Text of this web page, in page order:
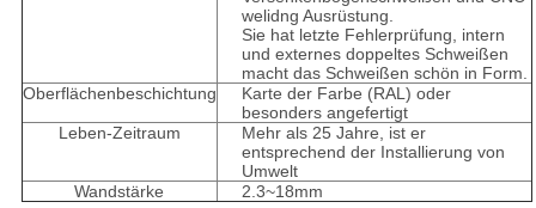
welidng Ausrüstung.
Sie hat letzte Fehlerprüfung, intern
und externes doppeltes Schweißen
macht das Schweißen schön in Form.
Oberflächenbeschichtung
Karte der Farbe (RAL) oder
besonders angefertigt
Leben-Zeitraum
Mehr als 25 Jahre, ist er
entsprechend der Installierung von
Umwelt
Wandstärke
2.3~18mm